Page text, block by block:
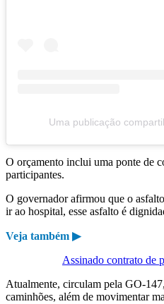
Uma publicação
O orçamento inclui uma ponte de
participantes.
O governador afirmou que o
ir ao hospital, esse asfalto é
Veja também ▶
Assinado contrato de
Atualmente, circulam pela GO-
caminhões, além de movimentar